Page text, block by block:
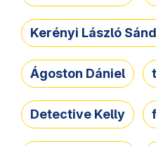
Kerényi László
Ágoston Dániel
Detective Kelly